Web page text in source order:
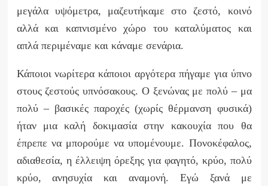
μεγάλα υψόμετρα, μαζευτήκαμε στο ζεστό, κοινό
αλλά και καπνισμένο χώρο του καταλύματος και
απλά περιμέναμε και κάναμε σενάρια.
Κάποιοι νωρίτερα κάποιοι αργότερα πήγαμε για ύπνο
στους ζεστούς υπνόσακους. Ο ξενώνας με πολύ – μα
πολύ – βασικές παροχές (χωρίς θέρμανση φυσικά)
ήταν μια καλή δοκιμασία στην κακουχία που θα
έπρεπε να μπορούμε να υπομένουμε. Πονοκέφαλος,
αδιαθεσία, η έλλειψη όρεξης για φαγητό, κρύο, πολύ
κρύο, ανησυχία και αναμονή. Εγώ ξανά με